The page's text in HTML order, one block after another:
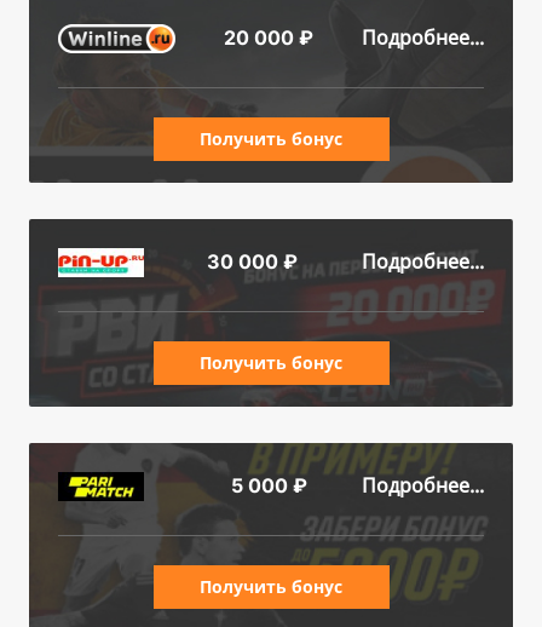
20 000 ₽ Подробнее...
Получить бонус
30 000 ₽ Подробнее...
Получить бонус
5 000 ₽ Подробнее...
Получить бонус